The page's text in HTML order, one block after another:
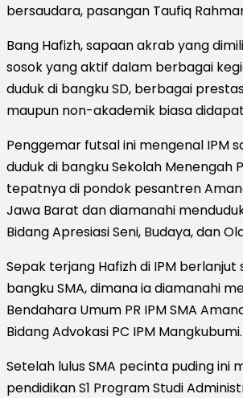
bersaudara, pasangan Taufiq
Bang Hafizh, sapaan akrab yang
sosok yang aktif dalam berbagai
duduk di bangku SD, berbagai
maupun non-akademik biasa
Penggemar futsal ini mengenal IPM
duduk di bangku Sekolah Menengah
tepatnya di pondok pesantren
Jawa Barat dan diamanahi
Bidang Apresiasi Seni, Budaya, dan
Sepak terjang Hafizh di IPM
bangku SMA, dimana ia diamanahi
Bendahara Umum PR IPM SMA
Bidang Advokasi PC IPM Mangkubumi.
Setelah lulus SMA pecinta puding ini
pendidikan S1 Program Studi